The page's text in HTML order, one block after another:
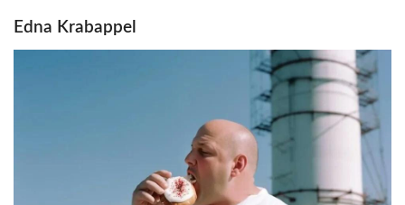
Edna Krabappel